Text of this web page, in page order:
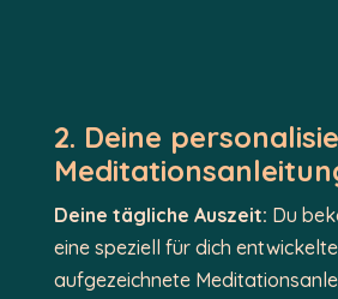
2. Deine
Deine tägliche Auszeit: Du
eine speziell für dich
aufgezeichnete